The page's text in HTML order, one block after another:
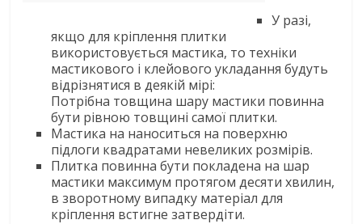
У разі,
якщо для кріплення плитки
використовується мастика, то техніки
мастикового і клейового укладання будуть
відрізнятися в деякій мірі:
Потрібна товщина шару мастики повинна
бути рівною товщині самої плитки.
Мастика на наноситься на поверхню
підлоги квадратами невеликих розмірів.
Плитка повинна бути покладена на шар
мастики максимум протягом десяти хвилин,
в зворотному випадку матеріал для
кріплення встигне затвердіти.